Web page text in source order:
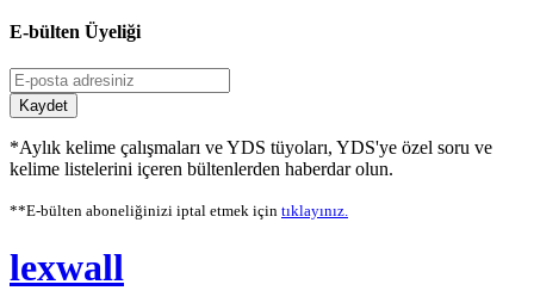
E-bülten Üyeliği
Kaydet
*Aylık kelime çalışmaları ve YDS tüyoları, YDS'ye özel soru ve
kelime listelerini içeren bültenlerden haberdar olun.
**E-bülten aboneliğinizi iptal etmek için tıklayınız.
lexwall